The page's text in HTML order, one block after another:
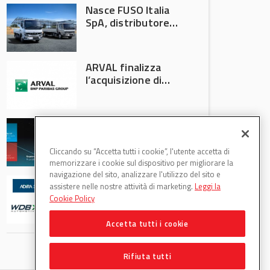
Nasce FUSO Italia
SpA, distributore
ARVAL finalizza
l’acquisizione di
Francoforte 2026
WDB Automotive
(Axitecnica) e Di.Pa.
Sport entrano in
ADIRA
Cliccando su “Accetta tutti i cookie”, l'utente accetta di
memorizzare i cookie sul dispositivo per migliorare la
navigazione del sito, analizzare l'utilizzo del sito e
assistere nelle nostre attività di marketing. Leggi la
Cookie Policy
Accetta tutti i cookie
Rifiuta tutti